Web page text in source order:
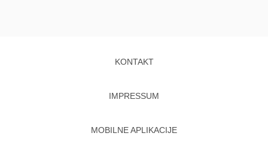
KONTAKT
IMPRESSUM
MOBILNE APLIKACIJE